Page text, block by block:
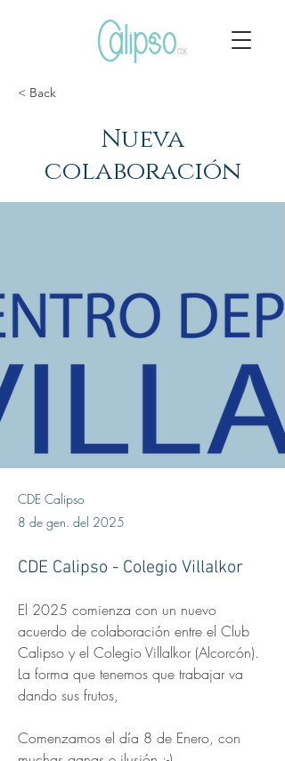
< Back
Nueva
colaboración
CDE Calipso
8 de gen. del 2025
CDE Calipso - Colegio Villalkor
El 2025 comienza con un nuevo
acuerdo de colaboración entre el Club
Calipso y el Colegio Villalkor (Alcorcón).
La forma que tenemos que trabajar va
dando sus frutos,
Comenzamos el día 8 de Enero, con